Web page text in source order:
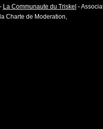
La Communaute du Triskel -
Charte de Moderation,